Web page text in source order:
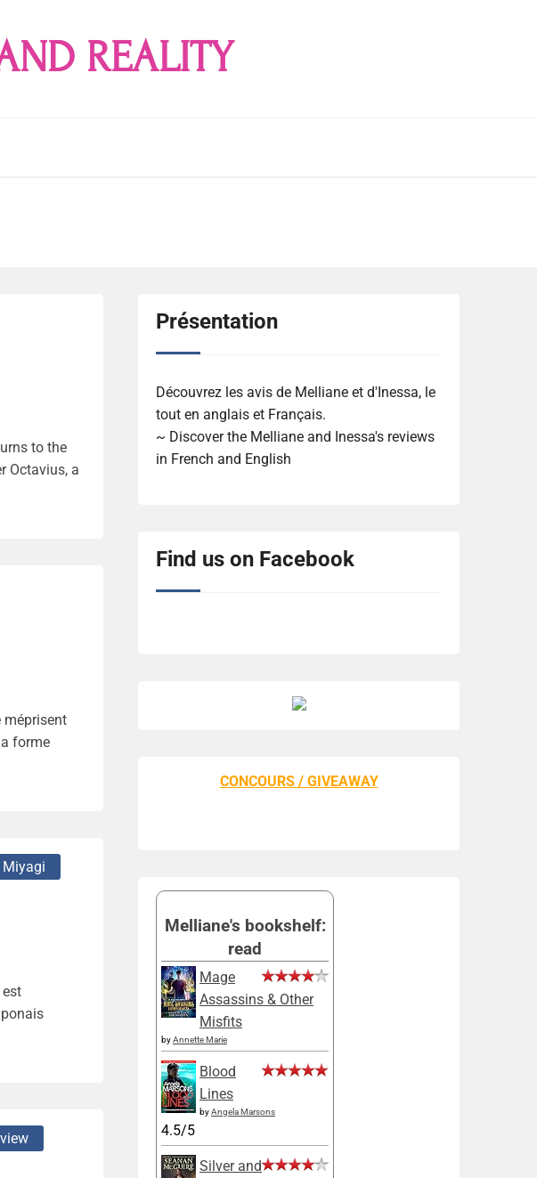
REALITY
to the
Octavius, a
méprisent
forme
est
Présentation
Découvrez les avis de Melliane et d'Inessa, le
tout en anglais et Français.
~ Discover the Melliane and Inessa's reviews
in French and English
Find us on Facebook
CONCOURS / GIVEAWAY
Melliane's bookshelf:
read
Mage
Assassins & Other
Misfits
byAnnette Marie
Blood
Lines
byAngela Marsons
4.5/5
Silver and